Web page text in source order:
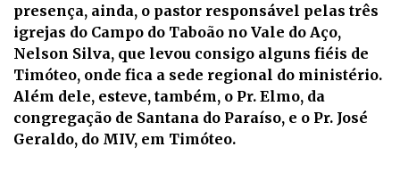
presença, ainda, o pastor responsável pelas três
igrejas do Campo do Taboão no Vale do Aço,
Nelson Silva, que levou consigo alguns fiéis de
Timóteo, onde fica a sede regional do ministério.
Além dele, esteve, também, o Pr. Elmo, da
congregação de Santana do Paraíso, e o Pr. José
Geraldo, do MIV, em Timóteo.